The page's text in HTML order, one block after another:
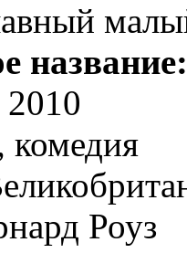
название:
2010
комедия
Роуз